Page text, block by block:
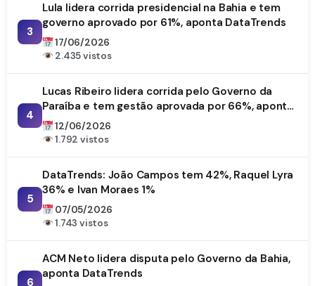
3
Lula lidera corrida presidencial na Bahia e tem
governo aprovado por 61%, aponta DataTrends
17/06/2026
2.435 vistos
4
Lucas Ribeiro lidera corrida pelo Governo da
Paraíba e tem gestão aprovada por 66%, aponta
DataTrends
12/06/2026
1.792 vistos
5
DataTrends: João Campos tem 42%, Raquel Lyra
36% e Ivan Moraes 1%
07/05/2026
1.743 vistos
6
ACM Neto lidera disputa pelo Governo da Bahia,
aponta DataTrends